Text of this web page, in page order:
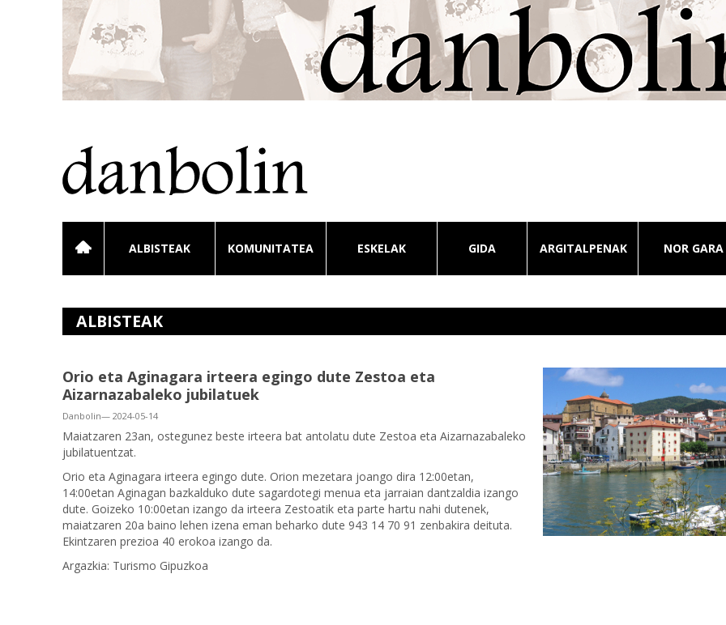
ALBISTEAK KOMUNITATEA ESKELAK GIDA ARGITALPENAK NOR GARA
ALBISTEAK
Orio eta Aginagara irteera egingo dute Zestoa eta
Aizarnazabaleko jubilatuek
Danbolin— 2024-05-14
Maiatzaren 23an, ostegunez beste irteera bat antolatu dute Zestoa eta Aizarnazabaleko
jubilatuentzat.
Orio eta Aginagara irteera egingo dute. Orion mezetara joango dira 12:00etan,
14:00etan Aginagan bazkalduko dute sagardotegi menua eta jarraian dantzaldia izango
dute. Goizeko 10:00etan izango da irteera Zestoatik eta parte hartu nahi dutenek,
maiatzaren 20a baino lehen izena eman beharko dute 943 14 70 91 zenbakira deituta.
Ekintzaren prezioa 40 erokoa izango da.
Argazkia: Turismo Gipuzkoa